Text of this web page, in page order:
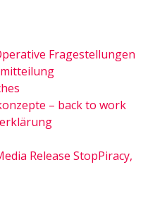
Fragestellungen
– back to work
Release StopPiracy,